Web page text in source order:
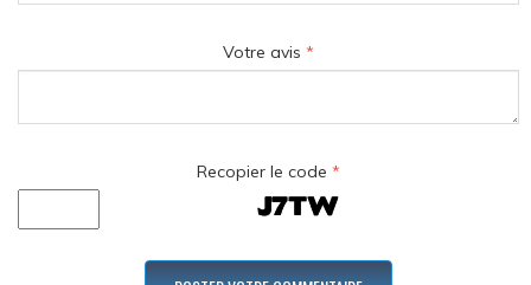
Votre avis *
Recopier le code *